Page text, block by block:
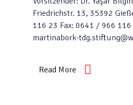
Friedrichstr. 13, 35392
116 23 Fax: 0641 / 966
martinabork-
Read More